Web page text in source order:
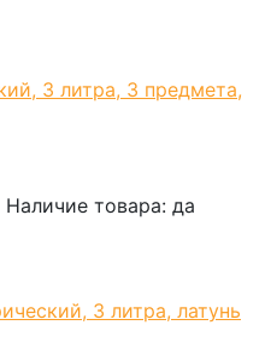
Наличие товара: да